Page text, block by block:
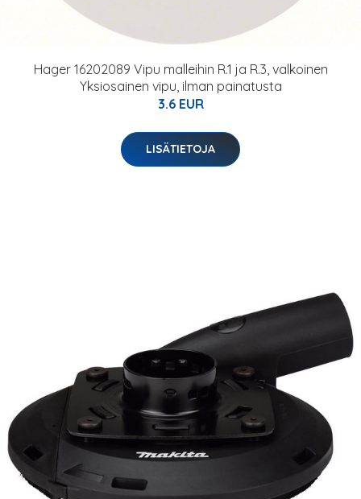
Hager 16202089 Vipu malleihin R.1 ja R.3, valkoinen
Yksiosainen vipu, ilman painatusta
3.6 EUR
LISÄTIETOJA